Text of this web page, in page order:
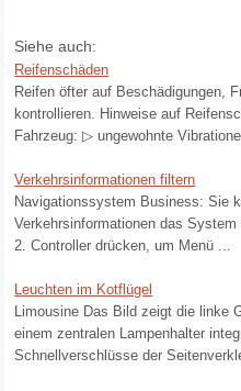
Siehe auch:
Reifenschäden
Reifen öfter auf Beschädigungen,
kontrollieren. Hinweise auf
Fahrzeug: ▷ ungewohnte
Verkehrsinformationen filtern
Navigationssystem Business: Sie
Verkehrsinformationen das
2. Controller drücken, um Menü ...
Leuchten im Kotflügel
Limousine Das Bild zeigt die linke
einem zentralen Lampenhalter
Schnellverschlüsse der